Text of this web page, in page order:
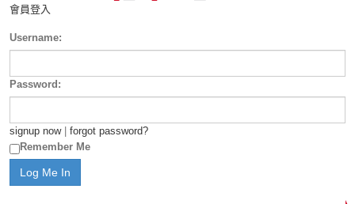
會員登入
Username:
Password:
signup now| forgot password?
Remember Me